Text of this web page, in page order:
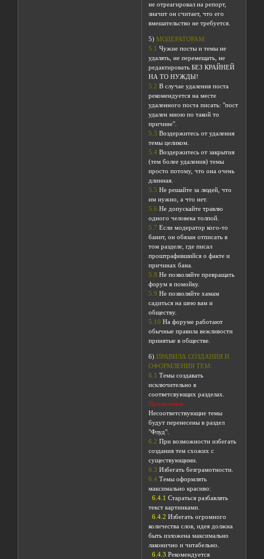
не отреагировал на репорт,
значит он считает, что его
вмешательство не требуется.
5) МОДЕРАТОРАМ:
5.1 Чужие посты и темы не
удалять, не перемещать, не
редактировать БЕЗ КРАЙНЕЙ
НА ТО НУЖДЫ!
5.2 В случае удаления поста
рекомендуется на месте
удаленного поста писать: "пост
удален мною по такой то
причине".
5.3 Воздержитесь от удаления
темы целиком.
5.4 Воздержитесь от закрытия
(тем более удаления) темы
просто потому, что она очень
длинная.
5.5 Не решайте за людей, что
им нужно, а что нет.
5.6 Не допускайте травлю
одного человека толпой.
5.7 Если модератор кого-то
банит, он обязан отписать в
том разделе, где писал
проштрафившийся о факте и
причинах бана.
5.8 Не позволяйте превращать
форум в помойку.
5.9 Не позволяйте хамам
садиться на шею вам и
обществу.
5.10 На форуме работают
обычные правила вежливости
принятые в обществе.
6) ПРАВИЛА СОЗДАНИЯ И
ОФОРМЛЕНИЯ ТЕМ:
6.1 Темы создавать
исключительно в
соответсвующих разделах.
Примечание:
Несоответствующие темы
будут перенесены в раздел
"Флуд".
6.2 При возможности избегать
создания тем схожих с
существующими.
6.3 Избегать безграмотности.
6.4 Темы оформлять
максимально красиво:
6.4.1 Стараться разбавлять
текст картинками.
6.4.2Избегать огромного
количества слов, идея должна
быть изложена максимально
лаконично и читабельно.
6.4.3 Рекомендуется